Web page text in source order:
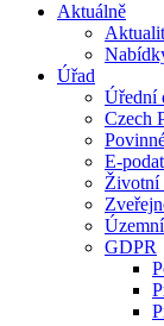
Aktuálně
Úřad
Úřední
Czech
E-
Životní
GDPR